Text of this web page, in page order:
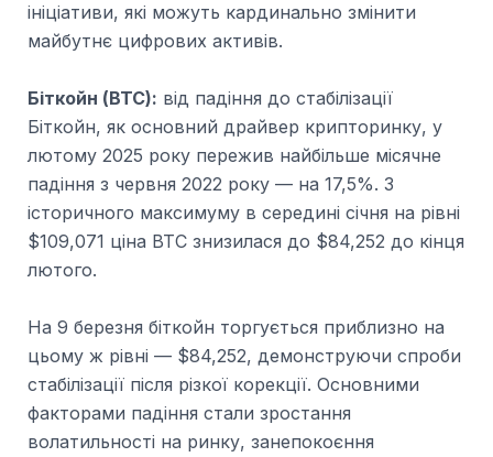
ініціативи, які можуть кардинально змінити
майбутнє цифрових активів.
Біткойн (BTC): від падіння до стабілізації
Біткойн, як основний драйвер крипторинку, у
лютому 2025 року пережив найбільше місячне
падіння з червня 2022 року — на 17,5%. З
історичного максимуму в середині січня на рівні
$109,071 ціна BTC знизилася до $84,252 до кінця
лютого.
На 9 березня біткойн торгується приблизно на
цьому ж рівні — $84,252, демонструючи спроби
стабілізації після різкої корекції. Основними
факторами падіння стали зростання
волатильності на ринку, занепокоєння